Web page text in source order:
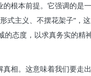
的根本前提。它强调的是
式主义、不摆花架子”，
的态度，以求真务实的
真相。这意味着我们要走